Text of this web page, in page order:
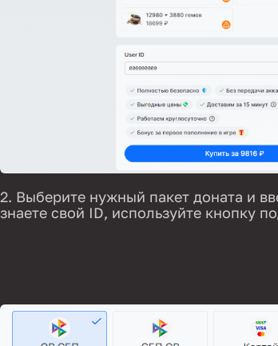
Выберите нужный пакет доната и
знаете свой ID, используйте кнопку